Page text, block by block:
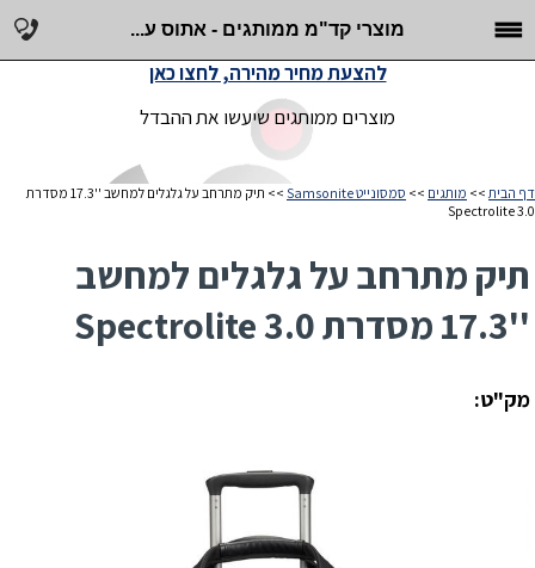
מוצרי קד"מ ממותגים - אתוס ע...
מוצרים ממותגים שיעשו את ההבדל
להצעת מחיר מהירה, לחצו כאן
דף הבית >> מותגים >> סמסונייט Samsonite
>> תיק מתרחב על גלגלים למחשב ''17.3 מסדרת
Spectrolite 3.0
תיק מתרחב על גלגלים למחשב
''17.3 מסדרת Spectrolite 3.0
מק"ט: